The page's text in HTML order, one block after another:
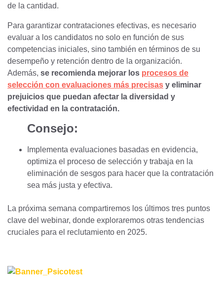
de la cantidad.
Para garantizar contrataciones efectivas, es necesario
evaluar a los candidatos no solo en función de sus
competencias iniciales, sino también en términos de su
desempeño y retención dentro de la organización.
Además, se recomienda mejorar los procesos de
selección con evaluaciones más precisas y eliminar
prejuicios que puedan afectar la diversidad y
efectividad en la contratación.
Consejo:
Implementa evaluaciones basadas en evidencia,
optimiza el proceso de selección y trabaja en la
eliminación de sesgos para hacer que la contratación
sea más justa y efectiva.
La próxima semana compartiremos los últimos tres puntos
clave del webinar, donde exploraremos otras tendencias
cruciales para el reclutamiento en 2025.